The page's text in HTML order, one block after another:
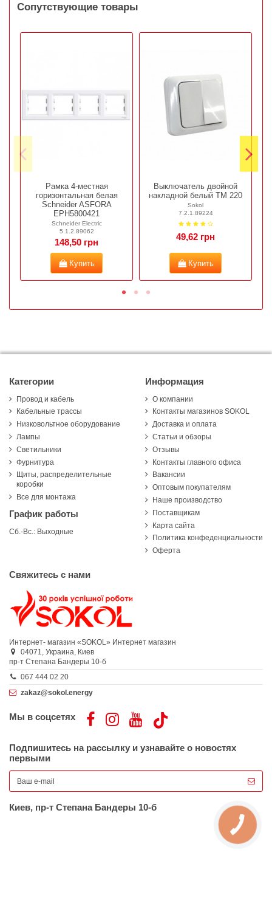
Сопутствующие товары
Рамка 4-местная
горизонтальная белая
Schneider ASFORA
EPH5800421
Schneider Electric
5.1.2.89062
148,50 грн
Купить
Выключатель двойной
накладной белый ТМ 220
Sokol
7.2.1.89224
49,62 грн
Купить
Категории
Провод и кабель
Кабельные трассы
Низковольтное оборудование
Лампы
Светильники
Фурнитура
Щиты, распределительные
коробки
Все для монтажа
График работы
Сб.-Вс.: Выходные
Информация
О компании
Контакты магазинов SOKOL
Доставка и оплата
Статьи и обзоры
Отзывы
Контакты главного офиса
Вакансии
Оптовым покупателям
Наше производство
Поставщикам
Карта сайта
Политика конфеденциальности
Оферта
Свяжитесь с нами
Интернет- магазин «SOKOL» Интернет магазин
04071, Украина, Киев
пр-т Степана Бандеры 10-б
067 444 02 20
zakaz@sokol.energy
Мы в соцсетях
Подпишитесь на рассылку и узнавайте о новостях
первыми
Киев, пр-т Степана Бандеры 10-б